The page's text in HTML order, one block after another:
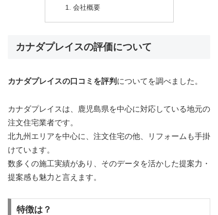
会社概要
カナダプレイスの評価について
カナダプレイスの口コミを評判 についてを調べました。
カナダプレイスは、鹿児島県を中心に対応している地元の
注文住宅業者です。
北九州エリアを中心に、注文住宅の他、リフォームも手掛
けています。
数多くの施工実績があり、そのデータを活かした提案力・
提案感も魅力と言えます。
特徴は？